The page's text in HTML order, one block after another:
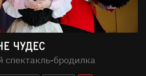
чудес
бродилка